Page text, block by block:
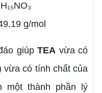
g/mol
giúpTEA vừa có
vừa có tính chất của
một thành phần lý